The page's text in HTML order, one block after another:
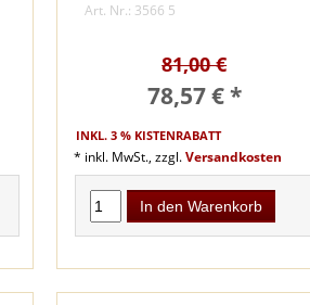
INKL. 3 % KISTENRABATT
Art. Nr.: 3566 5
78,57 € *
81,00 €
* inkl. MwSt., zzgl.Versandkosten
In den Warenkorb